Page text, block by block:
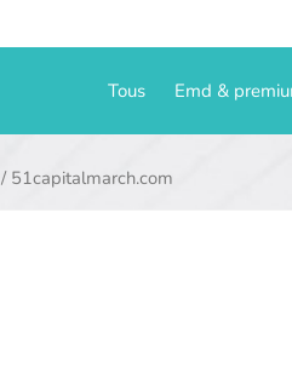
Tous Emd &
/ 51capitalmarch.com